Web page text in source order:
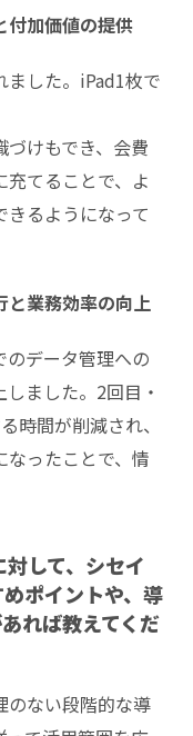
付加価値の提供
ました。iPad1枚で
づけもでき、会費
てることで、よ
きるようになって
と業務効率の向上
データ管理への
ました。2回目・
時間が削減され、
なったことで、情
して、シセイ
ポイントや、導
れば教えてくだ
のない段階的な導